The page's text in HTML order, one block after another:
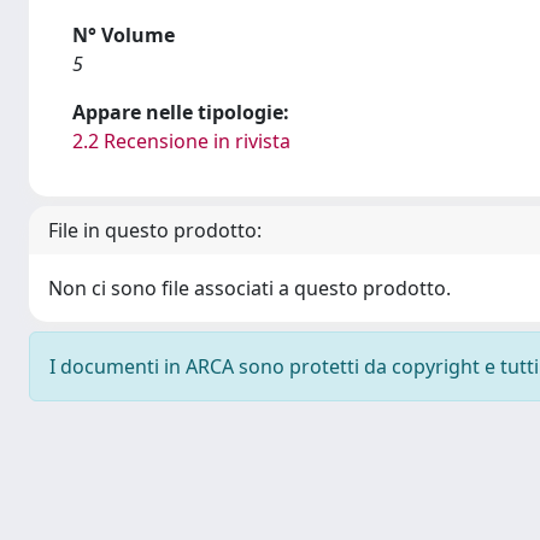
N° Volume
5
Appare nelle tipologie:
2.2 Recensione in rivista
File in questo prodotto:
Non ci sono file associati a questo prodotto.
I documenti in ARCA sono protetti da copyright e